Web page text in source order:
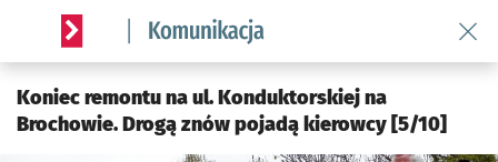
Serwis informacyjny wroclaw.pl podserwis: Komunikacja
Koniec remontu na ul. Konduktorskiej na
Brochowie. Drogą znów pojadą kierowcy [5/10]